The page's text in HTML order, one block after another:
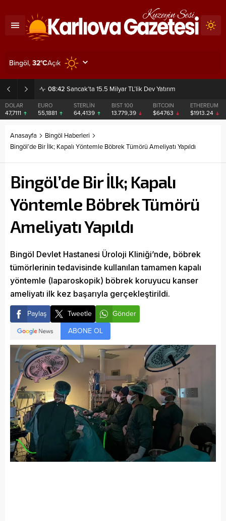
08:42 Sancak’ta 15.5 Milyar TL’lik Dev Yatırım
DOLAR
47,7111
EURO
55,1881
STERLİN
64,4139
BIST 100
13.779,39
BITCOIN
$64763
ETHEREUM
$1913.24
Bingöl, 32°CAçık
Anasayfa
Bingöl Haberleri
Bingöl’de Bir İlk; Kapalı Yöntemle Böbrek Tümörü Ameliyatı Yapıldı
Bingöl’de Bir İlk; Kapalı
Yöntemle Böbrek Tümörü
Ameliyatı Yapıldı
Bingöl Devlet Hastanesi Üroloji Kliniği’nde, böbrek
tümörlerinin tedavisinde kullanılan tamamen kapalı
yöntemle (laparoskopik) böbrek koruyucu kanser
ameliyatı ilk kez başarıyla gerçekleştirildi.
Paylaş Tweetle
Gönder
ABONE OL